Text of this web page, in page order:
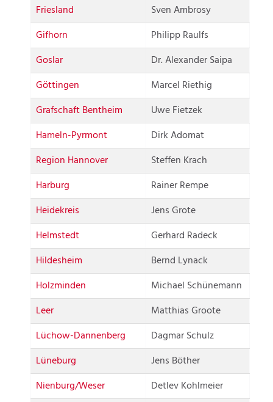
Friesland
Sven Ambrosy
Gifhorn
Philipp Raulfs
Goslar
Dr. Alexander Saipa
Göttingen
Marcel Riethig
Grafschaft Bentheim
Uwe Fietzek
Hameln-Pyrmont
Dirk Adomat
Region Hannover
Steffen Krach
Harburg
Rainer Rempe
Heidekreis
Jens Grote
Helmstedt
Gerhard Radeck
Hildesheim
Bernd Lynack
Holzminden
Michael Schünemann
Leer
Matthias Groote
Lüchow-Dannenberg
Dagmar Schulz
Lüneburg
Jens Böther
Nienburg/Weser
Detlev Kohlmeier